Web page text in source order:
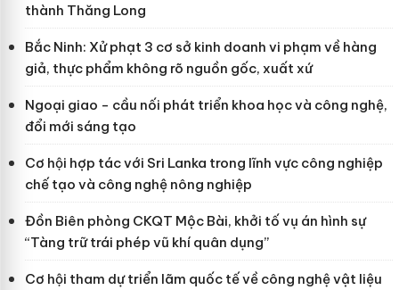
thành Thăng Long
Bắc Ninh: Xử phạt 3 cơ sở kinh doanh vi phạm về hàng
giả, thực phẩm không rõ nguồn gốc, xuất xứ
Ngoại giao - cầu nối phát triển khoa học và công nghệ,
đổi mới sáng tạo
Cơ hội hợp tác với Sri Lanka trong lĩnh vực công nghiệp
chế tạo và công nghệ nông nghiệp
Đồn Biên phòng CKQT Mộc Bài, khởi tố vụ án hình sự
“Tàng trữ trái phép vũ khí quân dụng”
Cơ hội tham dự triển lãm quốc tế về công nghệ vật liệu